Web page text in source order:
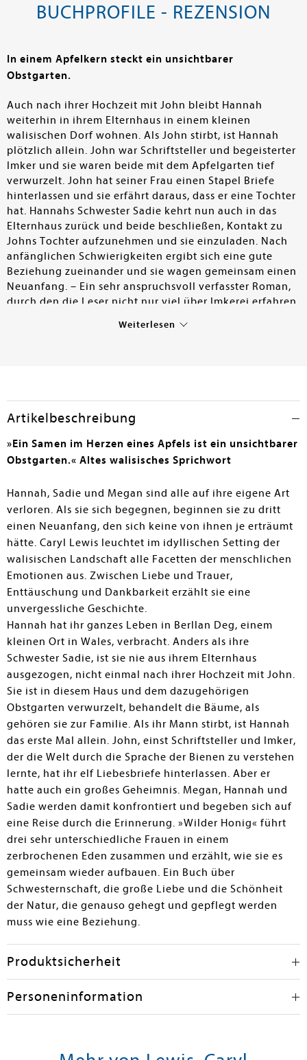
BUCHPROFILE - REZENSION
In einem Apfelkern steckt ein unsichtbarer
Obstgarten.
Auch nach ihrer Hochzeit mit John bleibt Hannah
weiterhin in ihrem Elternhaus in einem kleinen
walisischen Dorf wohnen. Als John stirbt, ist Hannah
plötzlich allein. John war Schriftsteller und begeisterter
Imker und sie waren beide mit dem Apfelgarten tief
verwurzelt. John hat seiner Frau einen Stapel Briefe
hinterlassen und sie erfährt daraus, dass er eine Tochter
hat. Hannahs Schwester Sadie kehrt nun auch in das
Elternhaus zurück und beide beschließen, Kontakt zu
Johns Tochter aufzunehmen und sie einzuladen. Nach
anfänglichen Schwierigkeiten ergibt sich eine gute
Beziehung zueinander und sie wagen gemeinsam einen
Neuanfang. – Ein sehr anspruchsvoll verfasster Roman,
durch den die Leser nicht nur viel über Imkerei erfahren,
einem friedlichen Miteinander gibt. Allen Büchereien
Weiterlesen
Artikelbeschreibung
»Ein Samen im Herzen eines Apfels ist ein unsichtbarer
Obstgarten.« Altes walisisches Sprichwort
Hannah, Sadie und Megan sind alle auf ihre eigene Art
verloren. Als sie sich begegnen, beginnen sie zu dritt
einen Neuanfang, den sich keine von ihnen je erträumt
hätte. Caryl Lewis leuchtet im idyllischen Setting der
walisischen Landschaft alle Facetten der menschlichen
Emotionen aus. Zwischen Liebe und Trauer,
Enttäuschung und Dankbarkeit erzählt sie eine
unvergessliche Geschichte.
Hannah hat ihr ganzes Leben in Berllan Deg, einem
kleinen Ort in Wales, verbracht. Anders als ihre
Schwester Sadie, ist sie nie aus ihrem Elternhaus
ausgezogen, nicht einmal nach ihrer Hochzeit mit John.
Sie ist in diesem Haus und dem dazugehörigen
Obstgarten verwurzelt, behandelt die Bäume, als
gehören sie zur Familie. Als ihr Mann stirbt, ist Hannah
das erste Mal allein. John, einst Schriftsteller und Imker,
der die Welt durch die Sprache der Bienen zu verstehen
lernte, hat ihr elf Liebesbriefe hinterlassen. Aber er
hatte auch ein großes Geheimnis. Megan, Hannah und
Sadie werden damit konfrontiert und begeben sich auf
eine Reise durch die Erinnerung. »Wilder Honig« führt
drei sehr unterschiedliche Frauen in einem
zerbrochenen Eden zusammen und erzählt, wie sie es
gemeinsam wieder aufbauen. Ein Buch über
Schwesternschaft, die große Liebe und die Schönheit
der Natur, die genauso gehegt und gepflegt werden
muss wie eine Beziehung.
Produktsicherheit
Personeninformation